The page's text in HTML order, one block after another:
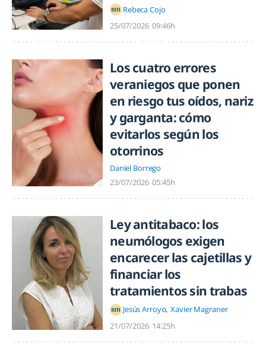
Rebeca Cojo
25/07/2026 09:46h
Los cuatro errores
veraniegos que ponen
en riesgo tus oídos, nariz
y garganta: cómo
evitarlos según los
otorrinos
Daniel Borrego
23/07/2026 05:45h
Ley antitabaco: los
neumólogos exigen
encarecer las cajetillas y
financiar los
tratamientos sin trabas
Jesús Arroyo Xavier Magraner
21/07/2026 14:25h